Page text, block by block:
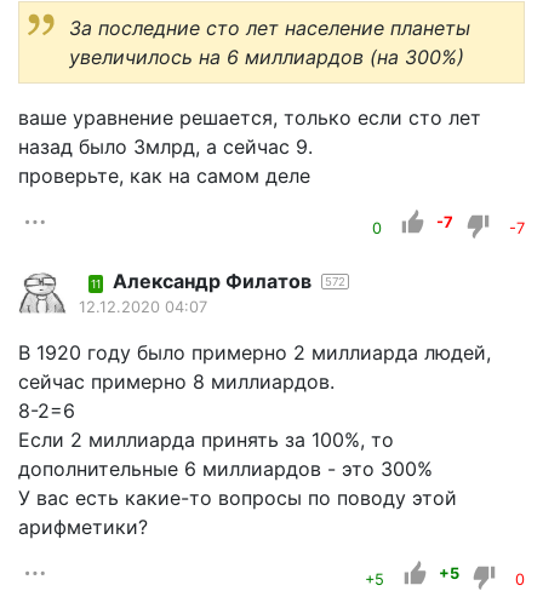
За последние сто лет население планеты
увеличилось на 6 миллиардов (на 300%)
ваше уравнение решается, только если сто лет
назад было 3млрд, а сейчас 9.
проверьте, как на самом деле
0 -7 -7
11 Александр Филатов 572
12.12.2020 04:07
В 1920 году было примерно 2 миллиарда людей,
сейчас примерно 8 миллиардов.
8-2=6
Если 2 миллиарда принять за 100%, то
дополнительные 6 миллиардов - это 300%
У вас есть какие-то вопросы по поводу этой
арифметики?
+5 +5 0